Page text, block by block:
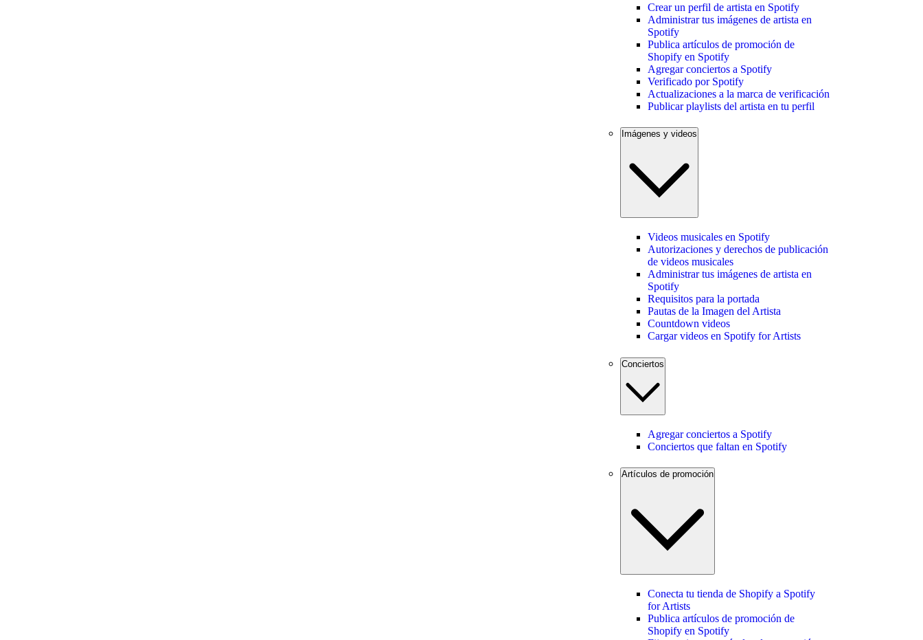
Crear un perfil de artista en Spotify
Administrar tus imágenes de artista en
Spotify
Publica artículos de promoción de
Shopify en Spotify
Agregar conciertos a Spotify
Verificado por Spotify
Actualizaciones a la marca de verificación
Publicar playlists del artista en tu perfil
Imágenes y videos
Videos musicales en Spotify
Autorizaciones y derechos de publicación
de videos musicales
Administrar tus imágenes de artista en
Spotify
Requisitos para la portada
Pautas de la Imagen del Artista
Countdown videos
Cargar videos en Spotify for Artists
Conciertos
Agregar conciertos a Spotify
Conciertos que faltan en Spotify
Artículos de promoción
Conecta tu tienda de Shopify a Spotify
for Artists
Publica artículos de promoción de
Shopify en Spotify